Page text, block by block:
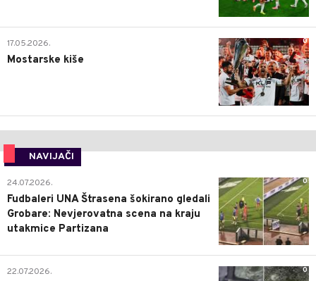
0
17.05.2026.
Mostarske kiše
NAVIJAČI
0
24.07.2026.
Fudbaleri UNA Štrasena šokirano gledali
Grobare: Nevjerovatna scena na kraju
utakmice Partizana
0
22.07.2026.